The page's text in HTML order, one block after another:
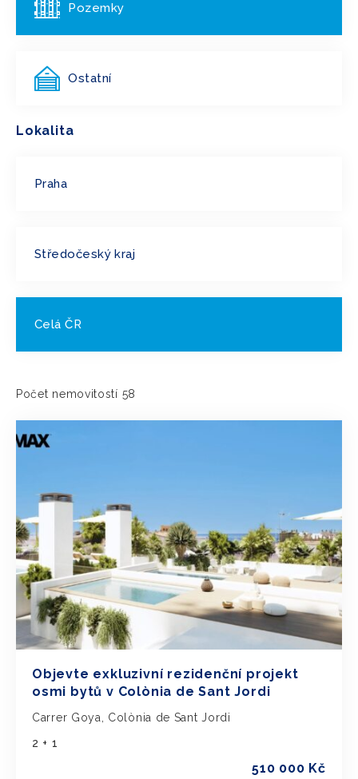
Pozemky
Ostatní
Lokalita
Praha
Středočeský kraj
Celá ČR
Počet nemovitostí 58
Objevte exkluzivní rezidenční projekt
osmi bytů v Colònia de Sant Jordi
Carrer Goya, Colònia de Sant Jordi
2 + 1
510 000 Kč